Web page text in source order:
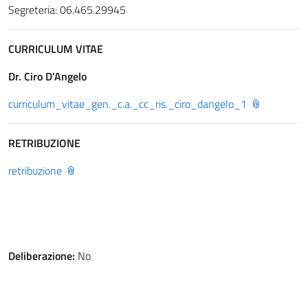
Segreteria: 06.465.29945
CURRICULUM VITAE
Dr. Ciro D’Angelo
curriculum_vitae_gen._c.a._cc_ris._ciro_dangelo_1
RETRIBUZIONE
retribuzione
Deliberazione: No